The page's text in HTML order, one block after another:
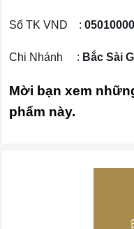
Số TK VND :
Chi Nhánh : Bắc Sài
Mời bạn xem
phẩm này.